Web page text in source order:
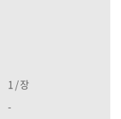
1 / 장
-